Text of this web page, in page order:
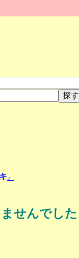
』
せんでした